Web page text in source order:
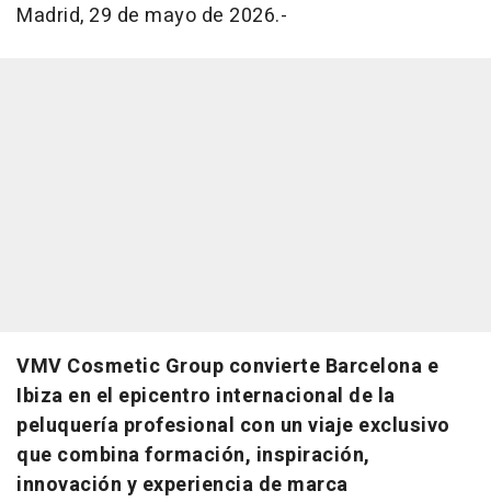
Madrid, 29 de mayo de 2026.-
VMV Cosmetic Group convierte Barcelona e
Ibiza en el epicentro internacional de la
peluquería profesional con un viaje exclusivo
que combina formación, inspiración,
innovación y experiencia de marca